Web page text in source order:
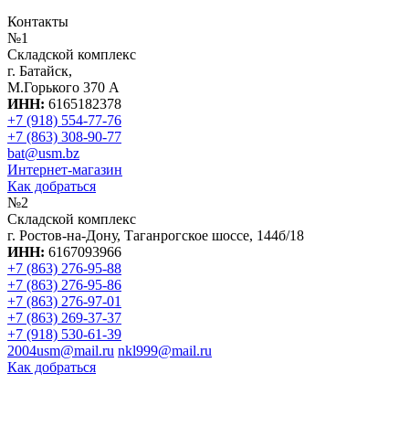
Контакты
№1
Складской комплекс
г. Батайск,
М.Горького 370 А
ИНН: 6165182378
+7 (918) 554-77-76
+7 (863) 308-90-77
bat@usm.bz
Интернет-магазин
Как добраться
№2
Складской комплекс
г. Ростов-на-Дону, Таганрогское шоссе, 144б/18
ИНН: 6167093966
+7 (863) 276-95-88
+7 (863) 276-95-86
+7 (863) 276-97-01
+7 (863) 269-37-37
+7 (918) 530-61-39
2004usm@mail.ru nkl999@mail.ru
Как добраться